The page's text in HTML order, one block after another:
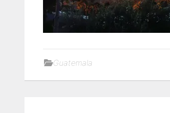
Guatemala